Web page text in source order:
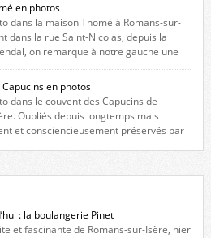
en photos
dans la maison Thomé à Romans-sur-
dans la rue Saint-Nicolas, depuis la
on remarque à notre gauche une
Les deux façades sont ornées de
ces deux étages, on peut voir une
la Vierge. […]
en photos
dans le couvent des Capucins de
Oubliés depuis longtemps mais
et consciencieusement préservés par
vestiges du couvent des Capucins ! Petit
: la boulangerie Pinet
et fascinante de Romans-sur-Isère, hier